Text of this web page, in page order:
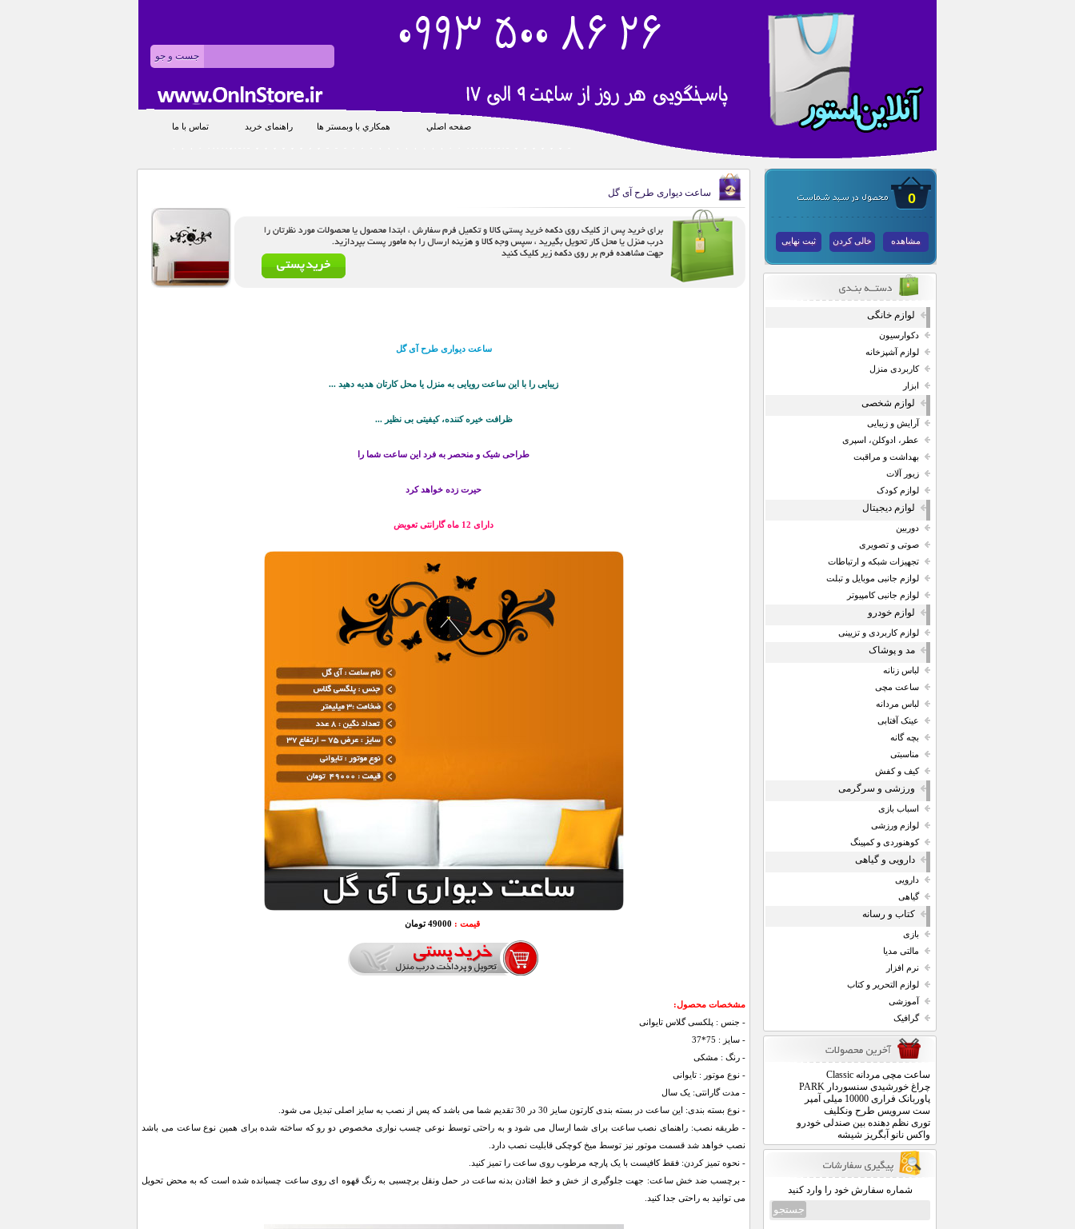
صفحه اصلي همکاري با وبمستر ها راهنمای خرید تماس با ما
0
مشاهده خالی کردن ثبت نهایی
لوازم خانگی
دکوارسیون
لوازم آشپزخانه
کاربردی منزل
ابزار
لوازم شخصی
آرایش و زیبایی
عطر، ادوکلن، اسپری
بهداشت و مراقبت
زیور آلات
لوازم کودک
لوازم دیجیتال
دوربین
صوتی و تصویری
تجهیزات شبکه و ارتباطات
لوازم جانبی موبایل و تبلت
لوازم جانبی کامپیوتر
لوازم خودرو
لوازم کاربردی و تزیینی
مد و پوشاک
لباس زنانه
ساعت مچی
لباس مردانه
عینک آفتابی
بچه گانه
مناسبتی
کیف و کفش
ورزشی و سرگرمی
اسباب بازی
لوازم ورزشی
کوهنوردی و کمپینگ
دارویی و گیاهی
دارویی
گیاهی
کتاب و رسانه
بازی
مالتی مدیا
نرم افزار
لوازم التحریر و کتاب
آموزشی
گرافیک
ساعت مچی مردانه Classic
چراغ خورشیدی سنسوردار PARK
پاوربانک فراری 10000 میلی آمپر
ست سرویس طرح ونکلیف
توری نظم دهنده بین صندلی خودرو
واکس نانو آبگریز شیشه
شماره سفارش خود را وارد کنید
ساعت دیواری طرح آی گل
ساعت دیواری طرح آی گل
زیبایی را با این ساعت رویایی به منزل یا محل کارتان هدیه دهید ...
ظرافت خیره کننده، کیفیتی بی نظیر ...
طراحی شیک و منحصر به فرد این ساعت شما را
حیرت زده خواهد کرد
دارای 12 ماه گارانتی تعویض
قیمت : 49000 تومان
مشخصات محصول:
- جنس : پلکسی گلاس تایوانی
- سایز : 75*37
- رنگ : مشکی
- نوع موتور : تایوانی
- مدت گارانتی: یک سال
- نوع بسته بندی: این ساعت در بسته بندی کارتون سایز 30 در 30 تقدیم شما می باشد که پس از نصب به سایز اصلی تبدیل می شود.
- طریقه نصب: راهنمای نصب ساعت برای شما ارسال می شود و به راحتی توسط نوعی چسب نواری مخصوص دو رو که ساخته شده برای همین نوع ساعت می باشد
نصب خواهد شد قسمت موتور نیز توسط میخ کوچکی قابلیت نصب دارد.
- نحوه تمیز کردن: فقط کافیست با یک پارچه مرطوب روی ساعت را تمیز کنید.
- برچسب ضد خش ساعت: جهت جلوگیری از خش و خط افتادن بدنه ساعت در حمل ونقل برچسبی به رنگ قهوه ای روی ساعت چسبانده شده است که به محض تحویل
می توانید به راحتی جدا کنید.